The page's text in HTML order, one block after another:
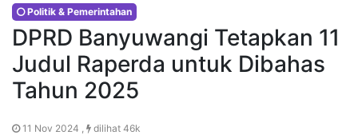
Politik & Pemerintahan
DPRD Banyuwangi Tetapkan 11
Judul Raperda untuk Dibahas
Tahun 2025
11 Nov 2024 , dilihat 46k